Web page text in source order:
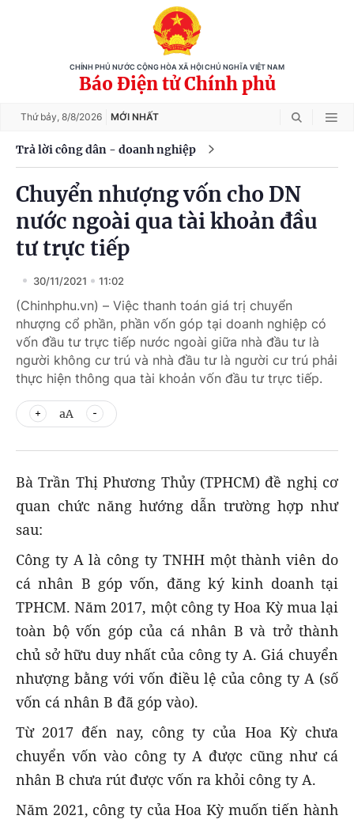
CHÍNH PHỦ NƯỚC CỘNG HÒA XÃ HỘI CHỦ NGHĨA VIỆT NAM
Báo Điện tử Chính phủ
Thứ bảy, 8/8/2026 MỚI NHẤT
Trả lời công dân - doanh nghiệp
Chuyển nhượng vốn cho DN
nước ngoài qua tài khoản đầu
tư trực tiếp
30/11/2021 11:02
(Chinhphu.vn) – Việc thanh toán giá trị chuyển
nhượng cổ phần, phần vốn góp tại doanh nghiệp có
vốn đầu tư trực tiếp nước ngoài giữa nhà đầu tư là
người không cư trú và nhà đầu tư là người cư trú phải
thực hiện thông qua tài khoản vốn đầu tư trực tiếp.
aA
Bà Trần Thị Phương Thủy (TPHCM) đề nghị cơ
quan chức năng hướng dẫn trường hợp như
sau:
Công ty A là công ty TNHH một thành viên do
cá nhân B góp vốn, đăng ký kinh doanh tại
TPHCM. Năm 2017, một công ty Hoa Kỳ mua lại
toàn bộ vốn góp của cá nhân B và trở thành
chủ sở hữu duy nhất của công ty A. Giá chuyển
nhượng bằng với vốn điều lệ của công ty A (số
vốn cá nhân B đã góp vào).
Từ 2017 đến nay, công ty của Hoa Kỳ chưa
chuyển vốn vào công ty A được cũng như cá
nhân B chưa rút được vốn ra khỏi công ty A.
Năm 2021, công ty của Hoa Kỳ muốn tiến hành